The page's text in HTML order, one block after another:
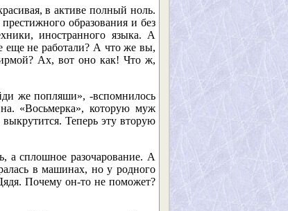
в активе полный ноль.
образования и без
иностранного языка. А
еще не работали? А что же вы,
Ах, вот оно как! Что ж,
же попляши», -вспомнилось
«Восьмерка», которую муж
Теперь эту вторую
а сплошное разочарование. А
в машинах, но у родного
Почему он-то не поможет?